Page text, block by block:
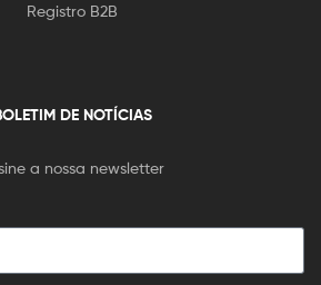
Registro B2B
DE NOTÍCIAS
a nossa newsletter